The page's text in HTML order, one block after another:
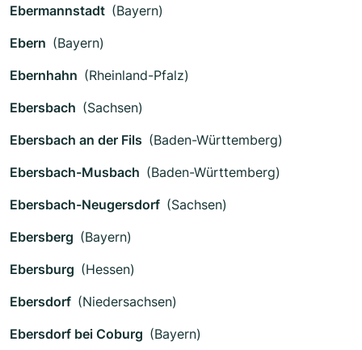
Ebermannstadt (Bayern)
Ebern (Bayern)
Ebernhahn (Rheinland-Pfalz)
Ebersbach (Sachsen)
Ebersbach an der Fils (Baden-Württemberg)
Ebersbach-Musbach (Baden-Württemberg)
Ebersbach-Neugersdorf (Sachsen)
Ebersberg (Bayern)
Ebersburg (Hessen)
Ebersdorf (Niedersachsen)
Ebersdorf bei Coburg (Bayern)